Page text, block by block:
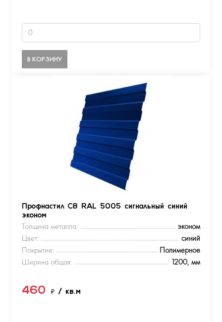
В КОРЗИНУ
Профнастил С8 RAL 5005 сигнальный синий
эконом
Толщина металла:
эконом
Цвет:
синий
Покрытие:
Полимерное
Ширина общая:
1200, мм
460 ₽ / кв.м